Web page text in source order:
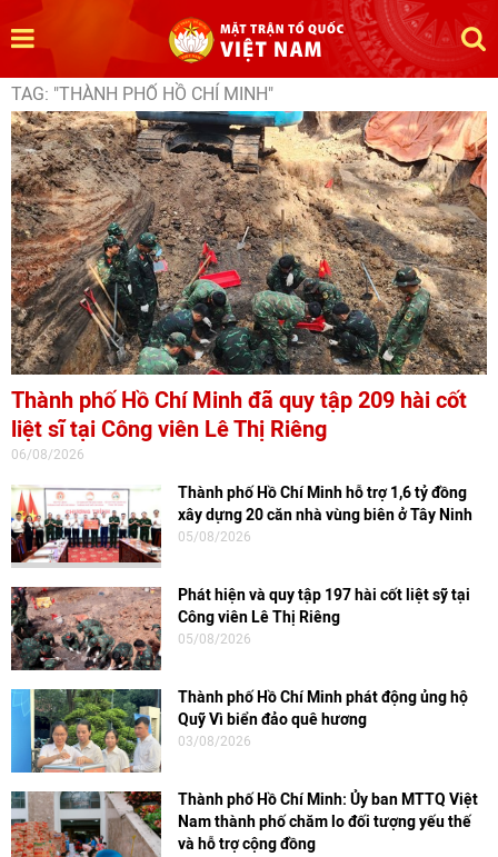
TAG: "THÀNH PHỐ HỒ CHÍ MINH"
Thành phố Hồ Chí Minh đã quy tập 209 hài cốt
liệt sĩ tại Công viên Lê Thị Riêng
06/08/2026
Thành phố Hồ Chí Minh hỗ trợ 1,6 tỷ đồng
xây dựng 20 căn nhà vùng biên ở Tây Ninh
05/08/2026
Phát hiện và quy tập 197 hài cốt liệt sỹ tại
Công viên Lê Thị Riêng
05/08/2026
Thành phố Hồ Chí Minh phát động ủng hộ
Quỹ Vì biển đảo quê hương
03/08/2026
Thành phố Hồ Chí Minh: Ủy ban MTTQ Việt
Nam thành phố chăm lo đối tượng yếu thế
và hỗ trợ cộng đồng